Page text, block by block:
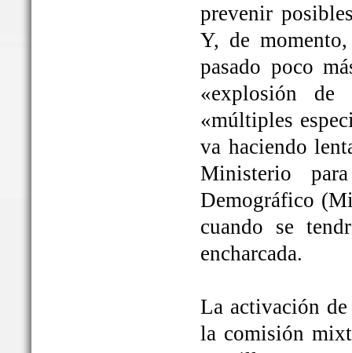
prevenir
Y, de
pasado poco
«explosión
«múltiples
va haciendo
Ministerio
Demográfico
cuando se
encharcada.
La activación
la comisión